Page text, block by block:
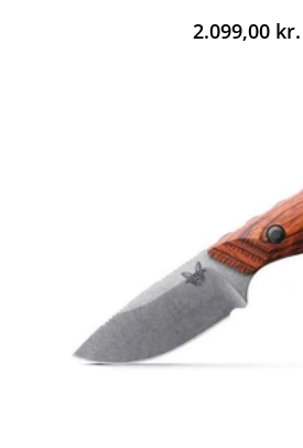
2.099,00 kr.